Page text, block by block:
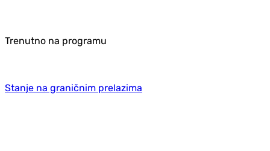
Trenutno na programu
Stanje na graničnim prelazima